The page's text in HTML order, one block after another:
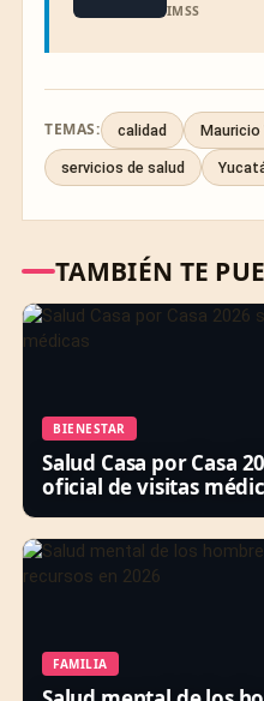
IMSS
TEMAS: calidad Mauricio
servicios de salud
TAMBIÉN TE
BIENESTAR
Salud Casa por Casa
oficial de visitas
FAMILIA